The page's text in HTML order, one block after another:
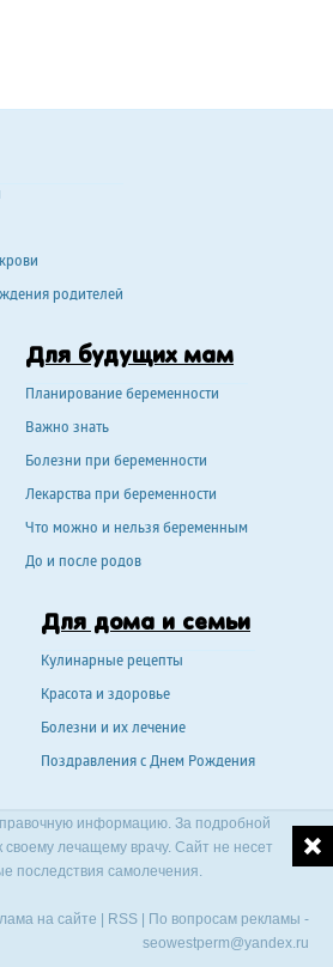
родителей
Для будущих мам
Планирование беременности
Важно знать
Болезни при беременности
Лекарства при беременности
Что можно и нельзя беременным
До и после родов
Для дома и семьи
Кулинарные рецепты
Красота и здоровье
Болезни и их лечение
Поздравления с Днем Рождения
информацию. За подробной
своему лечащему врачу. Сайт не несет
последствия самолечения.
на сайте RSS | По вопросам рекламы -
seowestperm@yandex.ru